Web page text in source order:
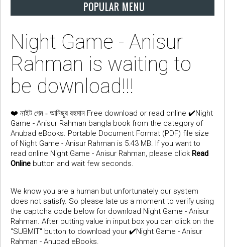
POPULAR MENU
Night Game - Anisur
Rahman is waiting to
be download!!!
❤️ নাইট গেম - আনিছুর রহমান Free download or read online ✔️Night
Game - Anisur Rahman bangla book from the category of
Anubad eBooks. Portable Document Format (PDF) file size
of Night Game - Anisur Rahman is 5.43 MB. If you want to
read online Night Game - Anisur Rahman, please click Read
Online button and wait few seconds.
We know you are a human but unfortunately our system
does not satisfy. So please late us a moment to verify using
the captcha code below for download Night Game - Anisur
Rahman. After putting value in input box you can click on the
"SUBMIT" button to download your ✔️Night Game - Anisur
Rahman - Anubad eBooks.